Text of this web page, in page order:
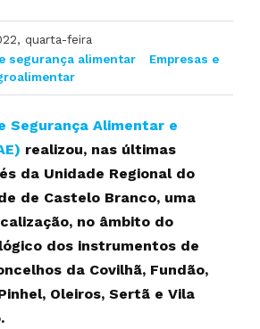
quarta-feira
segurança alimentar
Empresas e
Segurança Alimentar e
realizou, nas últimas
da Unidade Regional do
de Castelo Branco, uma
no âmbito do
dos instrumentos de
da Covilhã, Fundão,
Oleiros, Sertã e Vila